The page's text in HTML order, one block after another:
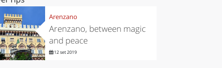
Arenzano
Arenzano, between magic
and peace
12 set 2019